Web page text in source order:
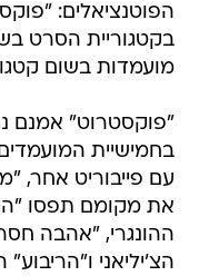
הפוטנציאלים:
בקטגוריית הסרט
מועמדות בשום
"פוקסטרוט" אמנם
בחמישיית
עם פייבוריט אחר,
את מקומם תפסו
ההונגרי, "אהבה
הצ'יליאני ו"הריבוע"